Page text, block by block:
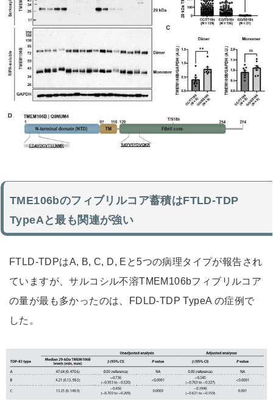
TME106bのフィブリルコア蓄積はFTLD-TDP
TypeAと最も関連が強い
FTLD-TDPはA, B, C, D, Eと5つの病理タイプが報告され
ていますが、サルコシル不溶TMEM106bフィブリルコア
の量が最も多かったのは、FDLD-TDP TypeA の症例で
した。